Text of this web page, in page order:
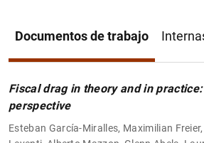
Documentos de trabajo
Fiscal drag in theory and in
perspective
Esteban García-Miralles, Maximilian